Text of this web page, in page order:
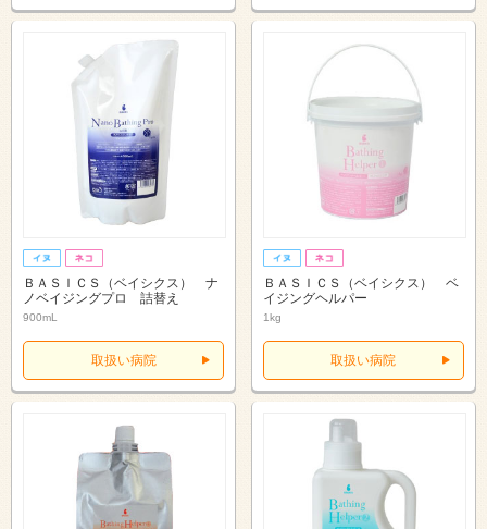
ＢＡＳＩＣＳ（ベイシクス） ナ
ノベイジングプロ 詰替え
900mL
取扱い病院
ＢＡＳＩＣＳ（ベイシクス） ベ
イジングヘルパー
1kg
取扱い病院